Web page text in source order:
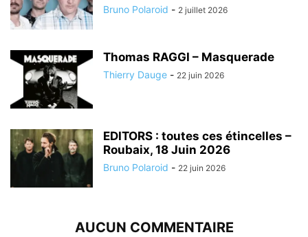
Bruno Polaroid - 2 juillet 2026
Thomas RAGGI – Masquerade
Thierry Dauge - 22 juin 2026
EDITORS : toutes ces étincelles –
Roubaix, 18 Juin 2026
Bruno Polaroid - 22 juin 2026
AUCUN COMMENTAIRE